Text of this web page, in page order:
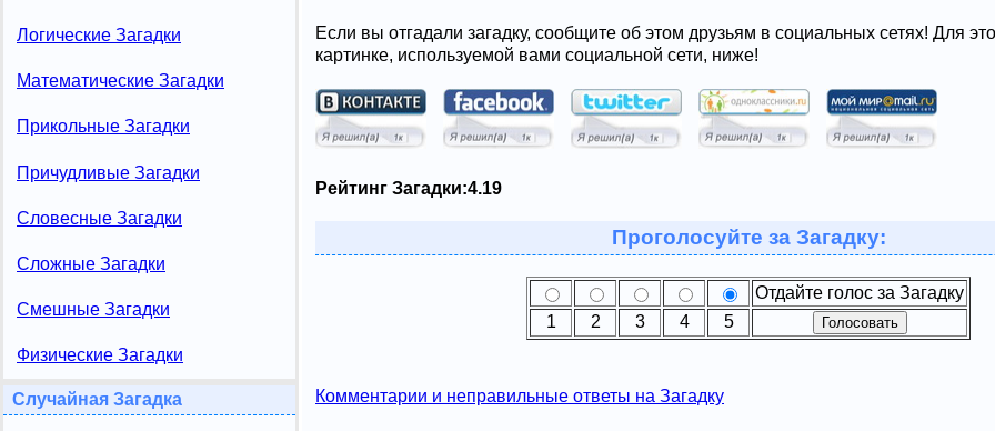
Логические Загадки
Математические Загадки
Прикольные Загадки
Причудливые Загадки
Словесные Загадки
Сложные Загадки
Смешные Загадки
Физические Загадки
Случайная Загадка
Если вы отгадали загадку, сообщите об этом друзьям в социальных сетях! Для
картинке, используемой вами социальной сети, ниже!
Рейтинг Загадки:4.19
Проголосуйте за Загадку:
Отдайте голос за Загадку
1
2 3 4 5
Комментарии и неправильные ответы на Загадку